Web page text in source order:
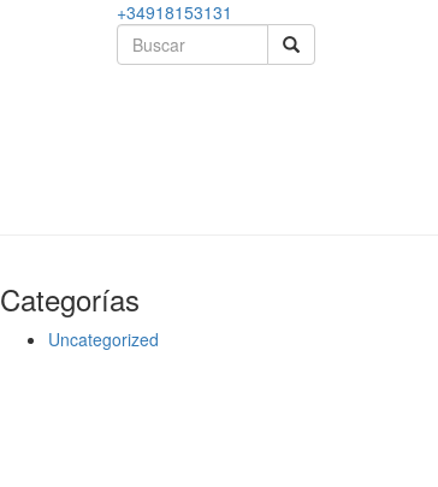
+34918153131
Categorías
Uncategorized